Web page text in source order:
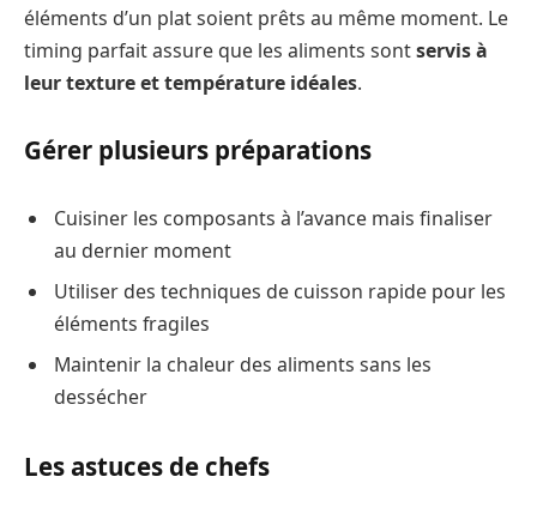
éléments d’un plat soient prêts au même moment. Le
timing parfait assure que les aliments sontservis à
leur texture et température idéales.
Gérer plusieurs préparations
Cuisiner les composants à l’avance mais finaliser
au dernier moment
Utiliser des techniques de cuisson rapide pour les
éléments fragiles
Maintenir la chaleur des aliments sans les
dessécher
Les astuces de chefs